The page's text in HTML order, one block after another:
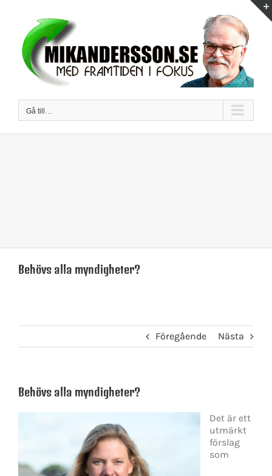
innehållet
Gå till…
Behövs alla myndigheter?
Föregående Nästa
Behövs alla myndigheter?
Det är ett
utmärkt
förslag
som